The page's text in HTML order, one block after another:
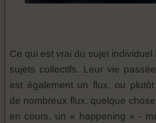
Ce qui est vrai du sujet individuel
sujets collectifs. Leur vie
est également un flux, ou
de nombreux flux, quelque
en cours, un « happening » -